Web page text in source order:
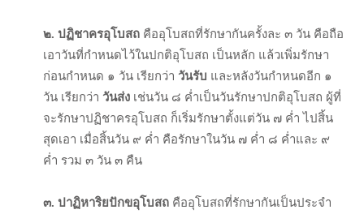
๒. ปฏิชาครอุโบสถ คืออุโบสถที่รักษากันครั้งละ ๓ วัน คือถือ
เอาวันที่กำหนดไว้ในปกติอุโบสถ เป็นหลัก แล้วเพิ่มรักษา
ก่อนกำหนด ๑ วัน เรียกว่าวันรับ และหลังวันกำหนดอีก ๑
วัน เรียกว่าวันส่ง เช่นวัน ๘ ค่ำเป็นวันรักษาปกติอุโบสถ ผู้ที่
จะรักษาปฏิชาครอุโบสถ ก็เริ่มรักษาตั้งแต่วัน ๗ ค่ำ ไปสิ้น
สุดเอา เมื่อสิ้นวัน ๙ ค่ำ คือรักษาในวัน ๗ ค่ำ ๘ ค่ำและ ๙
ค่ำ รวม ๓ วัน ๓ คืน
๓. ปาฏิหาริยปักขอุโบสถ คืออุโบสถที่รักษากันเป็นประจำ